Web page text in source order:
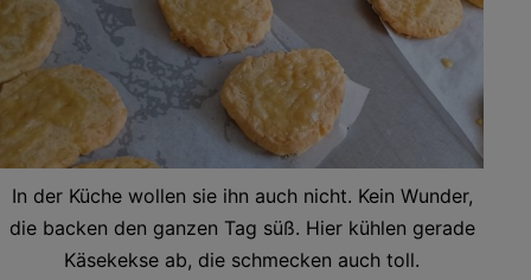
In der Küche wollen sie ihn auch nicht. Kein Wunder,
die backen den ganzen Tag süß. Hier kühlen gerade
Käsekekse ab, die schmecken auch toll.